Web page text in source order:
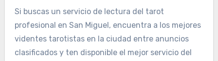
Si buscas un servicio de lectura del tarot
profesional en San Miguel, encuentra a los mejores
videntes tarotistas en la ciudad entre anuncios
clasificados y ten disponible el mejor servicio del